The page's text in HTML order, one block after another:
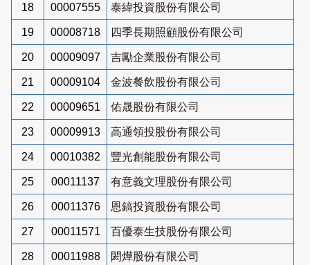
18 00007555 泰緯投資股份有限公司
19 00008718 四季長期照顧股份有限公司
20 00009097 吉勵企業股份有限公司
21 00009104 金波餐飲股份有限公司
22 00009651 佑晟股份有限公司
23 00009913 高通領投股份有限公司
24 00010382 豐光創能股份有限公司
25 00011137 有意義文理股份有限公司
26 00011376 恩鎬投資股份有限公司
27 00011571 百優泰生技股份有限公司
28 00011988 閎燁股份有限公司